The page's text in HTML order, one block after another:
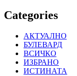
Categories
АКТУАЛНО
БУЛЕВАРД
ВСИЧКО
ИЗБРАНО
ИСТИНАТА